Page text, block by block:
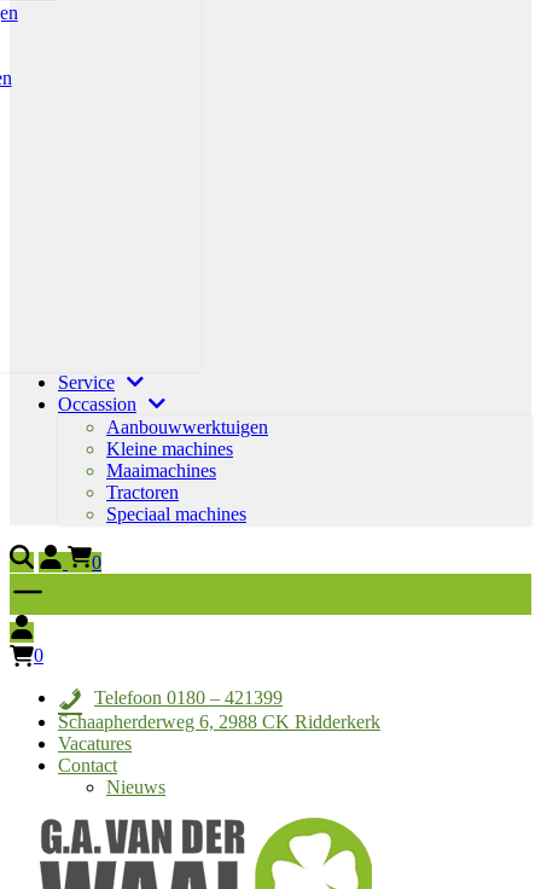
Service
Occassion
Aanbouwwerktuigen
Kleine machines
Maaimachines
Tractoren
Speciaal machines
0
0
Telefoon 0180 – 421399
Schaapherderweg 6, 2988 CK Ridderkerk
Vacatures
Contact
Nieuws